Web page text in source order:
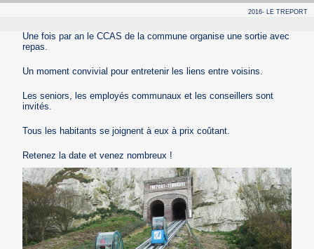
2016- LE TREPORT
Une fois par an le CCAS de la commune organise une sortie avec
repas.
Un moment convivial pour entretenir les liens entre voisins.
Les seniors, les employés communaux et les conseillers sont
invités.
Tous les habitants se joignent à eux à prix coûtant.
Retenez la date et venez nombreux !